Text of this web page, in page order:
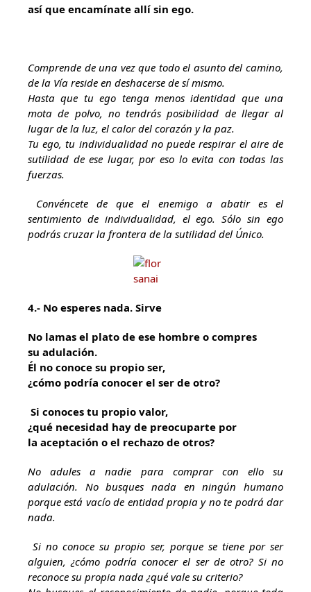
así que encamínate allí sin ego.
Comprende de una vez que todo el asunto del camino,
de la Vía reside en deshacerse de sí mismo.
Hasta que tu ego tenga menos identidad que una
mota de polvo, no tendrás posibilidad de llegar al
lugar de la luz, el calor del corazón y la paz.
Tu ego, tu individualidad no puede respirar el aire de
sutilidad de ese lugar, por eso lo evita con todas las
fuerzas.
Convéncete de que el enemigo a abatir es el
sentimiento de individualidad, el ego. Sólo sin ego
podrás cruzar la frontera de la sutilidad del Único.
4.- No esperes nada. Sirve
No lamas el plato de ese hombre o compres
su adulación.
Él no conoce su propio ser,
¿cómo podría conocer el ser de otro?
Si conoces tu propio valor,
¿qué necesidad hay de preocuparte por
la aceptación o el rechazo de otros?
No adules a nadie para comprar con ello su
adulación. No busques nada en ningún humano
porque está vacío de entidad propia y no te podrá dar
nada.
Si no conoce su propio ser, porque se tiene por ser
alguien, ¿cómo podría conocer el ser de otro? Si no
reconoce su propia nada ¿qué vale su criterio?